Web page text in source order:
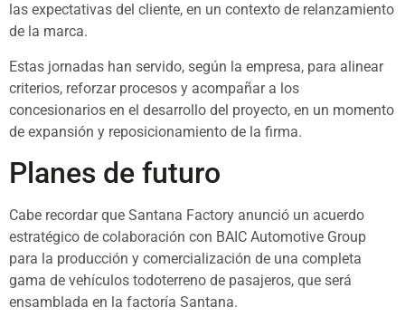
las expectativas del cliente, en un contexto de relanzamiento
de la marca.
Estas jornadas han servido, según la empresa, para alinear
criterios, reforzar procesos y acompañar a los
concesionarios en el desarrollo del proyecto, en un momento
de expansión y reposicionamiento de la firma.
Planes de futuro
Cabe recordar que Santana Factory anunció un acuerdo
estratégico de colaboración con BAIC Automotive Group
para la producción y comercialización de una completa
gama de vehículos todoterreno de pasajeros, que será
ensamblada en la factoría Santana.